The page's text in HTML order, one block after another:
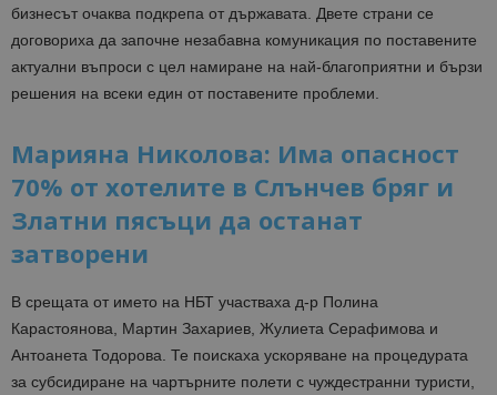
бизнесът очаква подкрепа от държавата. Двете страни се
договориха да започне незабавна комуникация по поставените
актуални въпроси с цел намиране на най-благоприятни и бързи
решения на всеки един от поставените проблеми.
Марияна Николова: Има опасност
70% от хотелите в Слънчев бряг и
Златни пясъци да останат
затворени
В срещата от името на НБТ участваха д-р Полина
Карастоянова, Мартин Захариев, Жулиета Серафимова и
Антоанета Тодорова. Те поискаха ускоряване на процедурата
за субсидиране на чартърните полети с чуждестранни туристи,